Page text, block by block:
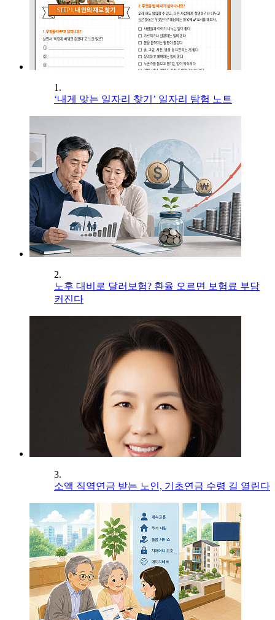
1.
‘내게 맞는 일자리 찾기’ 일자리 탐험 노트
2.
노후 대비로 달러보험? 환율 오르면 보험료 부담
커진다
3.
소액 직역연금 받는 노인, 기초연금 수령 길 열린다